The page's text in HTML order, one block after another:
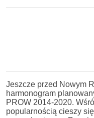
Jeszcze przed Nowym
harmonogram
PROW 2014-2020.
popularnością cieszy